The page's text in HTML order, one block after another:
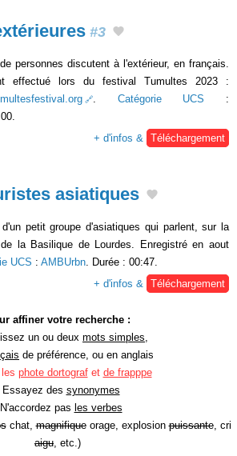
#3
personnes discutent à l'extérieur, en français.
effectué lors du festival Tumultes 2023 :
. Catégorie UCS :
+ d'infos & Téléchargement
asiatiques
petit groupe d'asiatiques qui parlent, sur la
la Basilique de Lourdes. Enregistré en aout
UCS : AMBUrbn . Durée : 00:47.
+ d'infos &
Téléchargement
affiner votre recherche :
un ou deux mots simples
de préférence, ou en anglais
phote dortografet de frapppe
Essayez des synonymes
pas les verbes
chat,magnifiqueorage, explosionpuissante, cri
aigu , etc.)